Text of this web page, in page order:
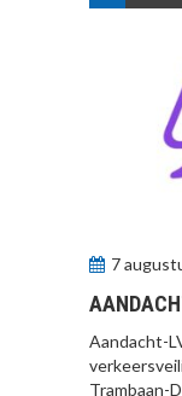
7
Aandacht-
Trambaan-